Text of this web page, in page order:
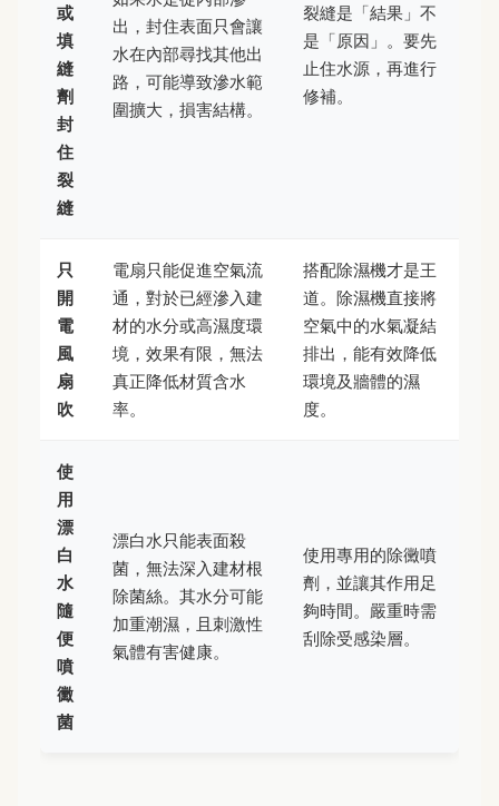
或
填
縫
劑
封
住
裂
縫
出，封住表面只會讓
水在內部尋找其他出
路，可能導致滲水範
圍擴大，損害結構。
裂縫是「結果」不
是「原因」。要先
止住水源，再進行
修補。
只
開
電
風
扇
吹
電扇只能促進空氣流
通，對於已經滲入建
材的水分或高濕度環
境，效果有限，無法
真正降低材質含水
率。
搭配除濕機才是王
道。除濕機直接將
空氣中的水氣凝結
排出，能有效降低
環境及牆體的濕
度。
使
用
漂
白
水
隨
便
噴
黴
菌
漂白水只能表面殺
菌，無法深入建材根
除菌絲。其水分可能
加重潮濕，且刺激性
氣體有害健康。
使用專用的除黴噴
劑，並讓其作用足
夠時間。嚴重時需
刮除受感染層。